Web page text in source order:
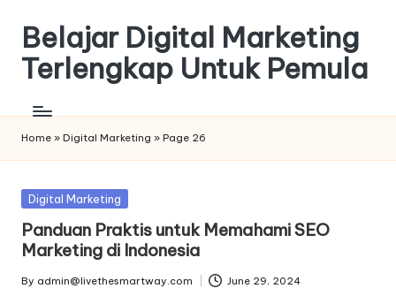
content
Belajar Digital Marketing
Terlengkap Untuk Pemula
Home » Digital Marketing » Page 26
Posted
Digital Marketing
Panduan Praktis untuk Memahami SEO
Marketing di Indonesia
Posted
By admin@livethesmartway.com June 29, 2024